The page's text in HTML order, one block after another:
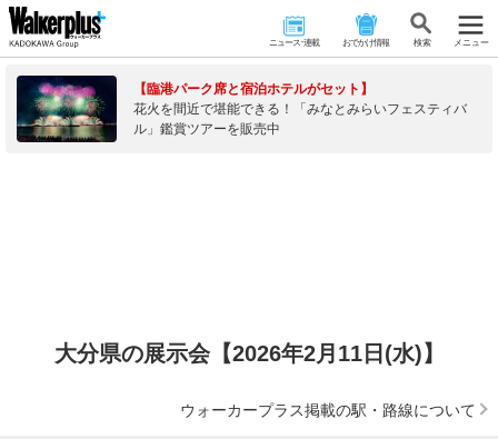
ニュース･連載 おでかけ情報 検 索 メニュー
【臨港パーク席と宿泊ホテルがセット】
花火を間近で堪能できる！「みなとみらいフェスティバ
ル」鑑賞ツアーを販売中
大分県の展示会【2026年2月11日(水)】
ウォーカープラス掲載の駅・路線について